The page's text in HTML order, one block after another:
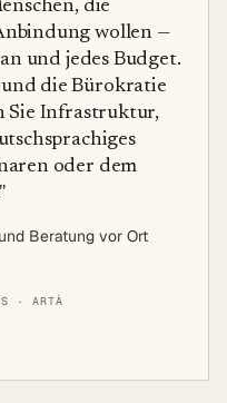
die
wollen —
und jedes Budget.
die Bürokratie
Sie Infrastruktur,
oder dem
Beratung vor Ort
· ARTÀ